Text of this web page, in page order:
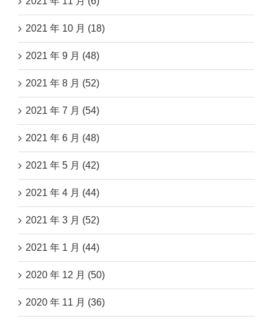
2021 年 10 月 (18)
2021 年 9 月 (48)
2021 年 8 月 (52)
2021 年 7 月 (54)
2021 年 6 月 (48)
2021 年 5 月 (42)
2021 年 4 月 (44)
2021 年 3 月 (52)
2021 年 1 月 (44)
2020 年 12 月 (50)
2020 年 11 月 (36)